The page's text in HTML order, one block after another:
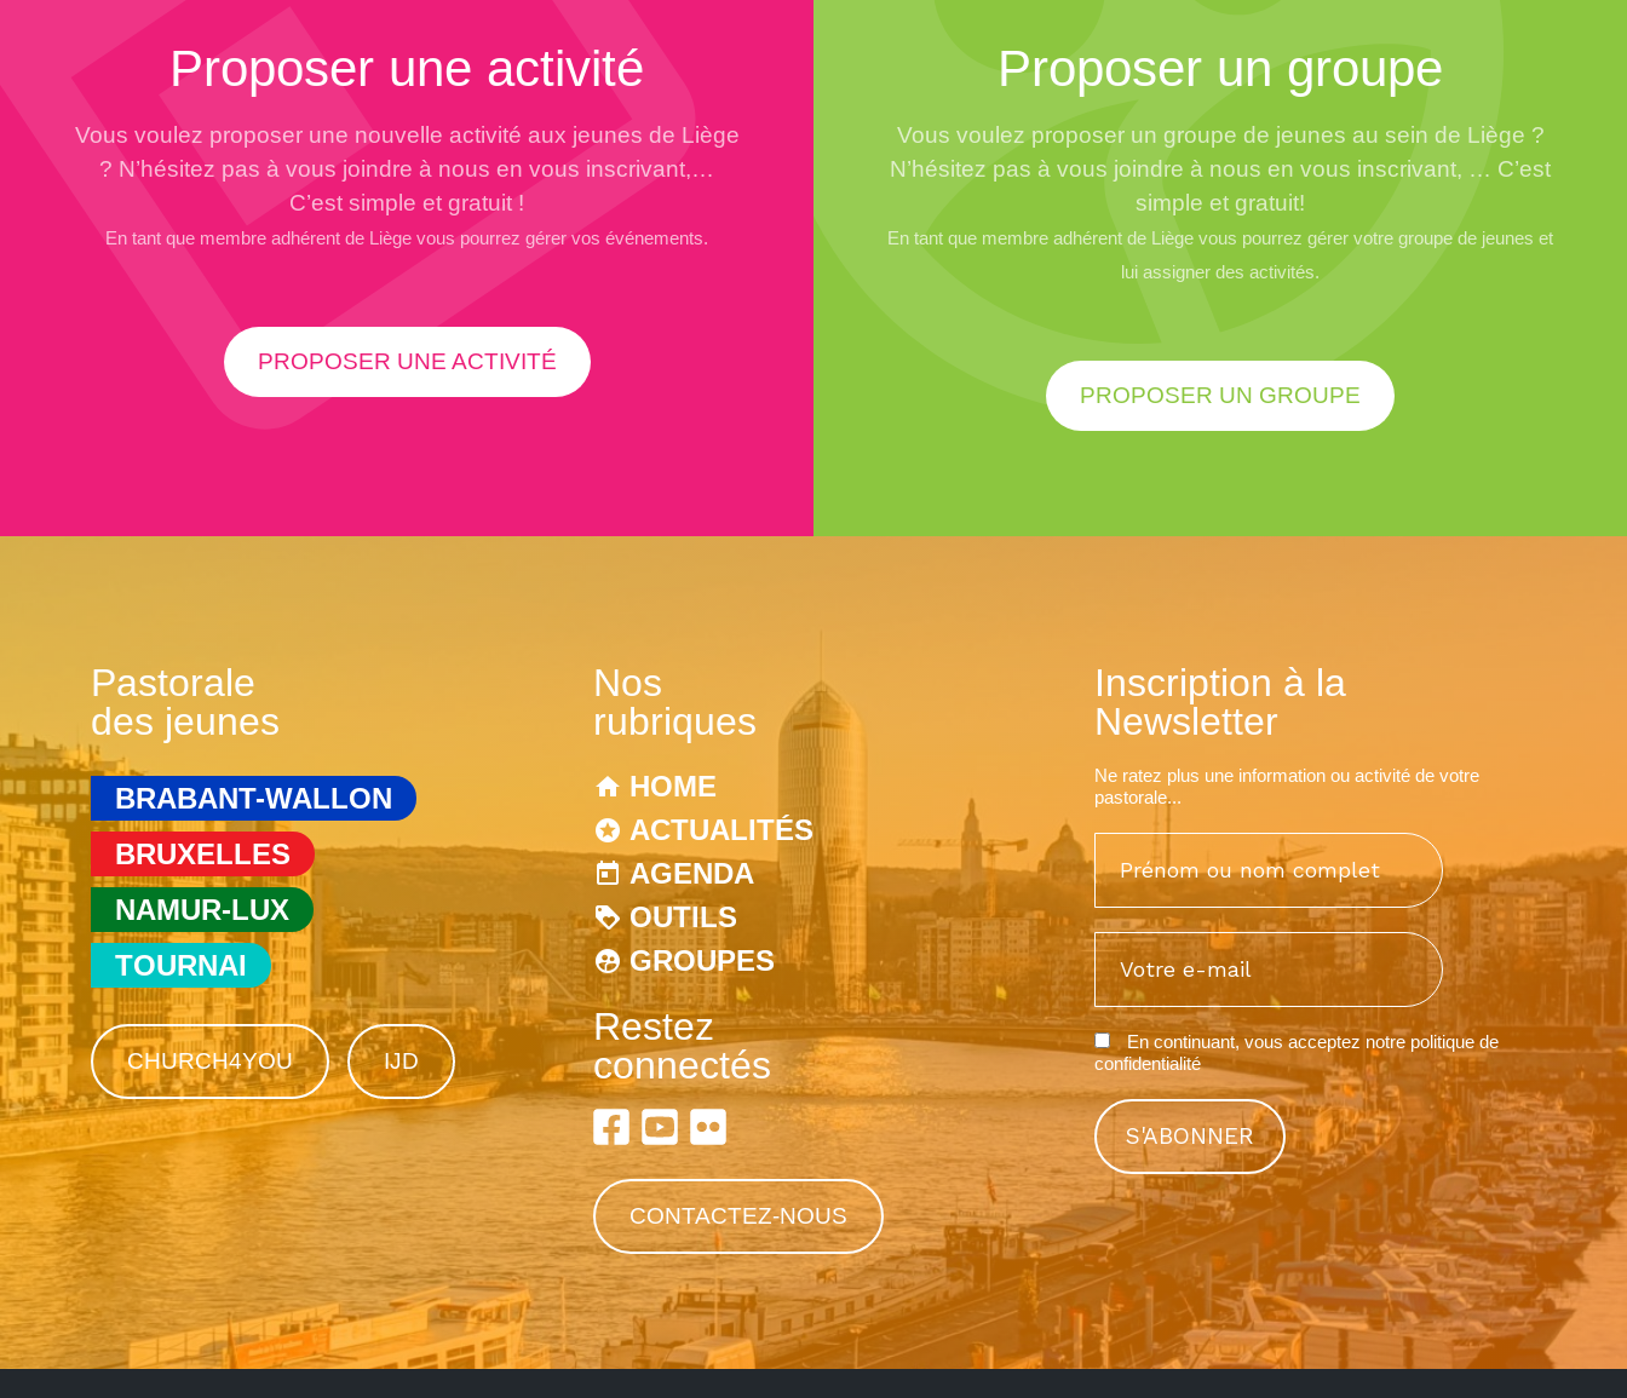
Proposer une activité
Vous voulez proposer une nouvelle activité aux jeunes de Liège
? N’hésitez pas à vous joindre à nous en vous inscrivant,…
C’est simple et gratuit !
En tant que membre adhérent de Liège vous pourrez gérer vos événements.
PROPOSER UNE ACTIVITÉ
Proposer un groupe
Vous voulez proposer un groupe de jeunes au sein de Liège ?
N’hésitez pas à vous joindre à nous en vous inscrivant, … C’est
simple et gratuit!
En tant que membre adhérent de Liège vous pourrez gérer votre groupe de jeunes et
lui assigner des activités.
PROPOSER UN GROUPE
Pastorale
des jeunes
BRABANT-WALLON
BRUXELLES
NAMUR-LUX
TOURNAI
CHURCH4YOU IJD
Nos
rubriques
HOME
ACTUALITÉS
AGENDA
OUTILS
GROUPES
Restez
connectés
CONTACTEZ-NOUS
Inscription à la
Newsletter
Ne ratez plus une information ou activité de votre
pastorale...
En continuant, vous acceptez notre politique de
confidentialité